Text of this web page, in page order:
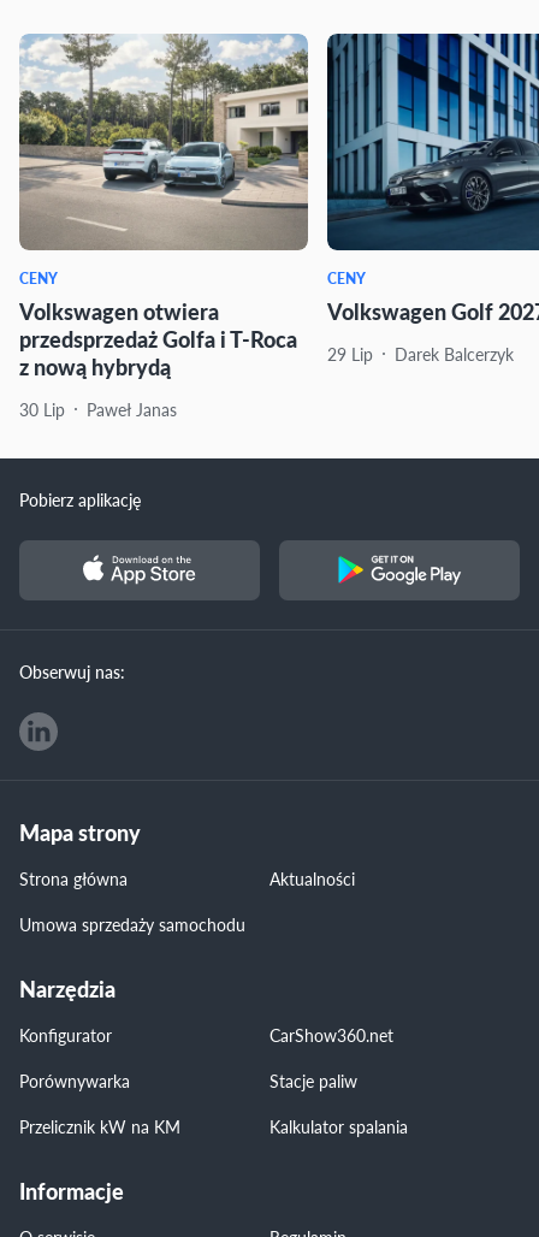
CENY
Volkswagen otwiera
przedsprzedaż Golfa i T-Roca
z nową hybrydą
30 Lip Paweł Janas
CENY
Volkswagen Golf
29 Lip Darek Balcerzyk
Pobierz aplikację
Obserwuj nas:
Mapa strony
Strona główna
Aktualności
Umowa sprzedaży samochodu
Narzędzia
Konfigurator
CarShow360.net
Porównywarka
Stacje paliw
Przelicznik kW na KM
Kalkulator spalania
Informacje